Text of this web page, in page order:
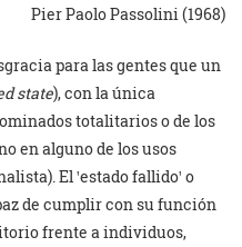
Pier Paolo Passolini (1968)
para las gentes que un
state), con la única
totalitarios o de los
en alguno de los usos
El ꞌestado fallidoꞌ o
de cumplir con su función
frente a individuos,